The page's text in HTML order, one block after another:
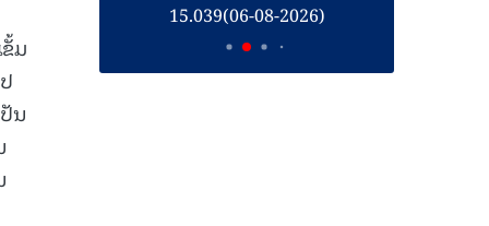
ມ
ນ
15.039(06-08-2026)